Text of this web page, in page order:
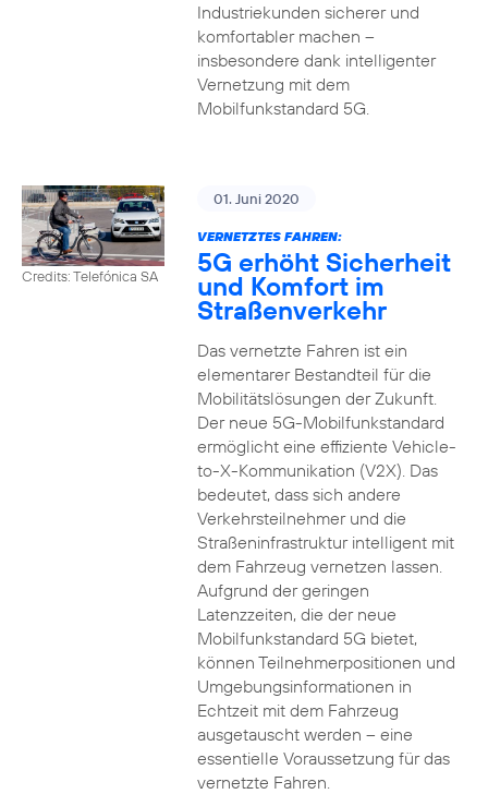
Industriekunden sicherer und
komfortabler machen –
insbesondere dank intelligenter
Vernetzung mit dem
Mobilfunkstandard 5G.
Credits: Telefónica SA
01. Juni 2020
VERNETZTES FAHREN:
5G erhöht Sicherheit
und Komfort im
Straßenverkehr
Das vernetzte Fahren ist ein
elementarer Bestandteil für die
Mobilitätslösungen der Zukunft.
Der neue 5G-Mobilfunkstandard
ermöglicht eine effiziente Vehicle-
to-X-Kommunikation (V2X). Das
bedeutet, dass sich andere
Verkehrsteilnehmer und die
Straßeninfrastruktur intelligent mit
dem Fahrzeug vernetzen lassen.
Aufgrund der geringen
Latenzzeiten, die der neue
Mobilfunkstandard 5G bietet,
können Teilnehmerpositionen und
Umgebungsinformationen in
Echtzeit mit dem Fahrzeug
ausgetauscht werden – eine
essentielle Voraussetzung für das
vernetzte Fahren.